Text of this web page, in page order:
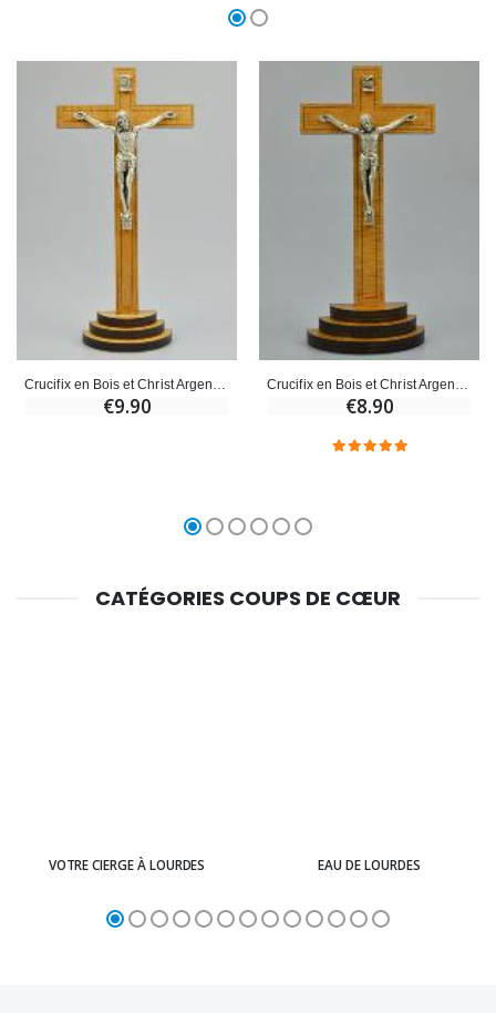
€9.90 €8.90
CATÉGORIES COUPS DE CŒUR
VOTRE CIERGE À LOURDES EAU DE LOURDES